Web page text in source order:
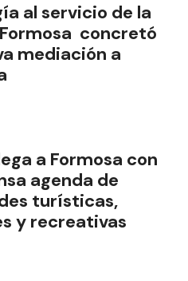
al servicio de la
concretó
mediación a
a Formosa con
agenda de
turísticas,
y recreativas